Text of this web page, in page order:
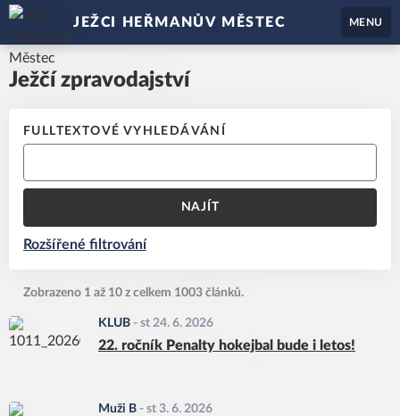
JEŽCI HEŘMANŮV MĚSTEC MENU
Ježčí zpravodajství
FULLTEXTOVÉ VYHLEDÁVÁNÍ
NAJÍT
Rozšířené filtrování
Zobrazeno 1 až 10 z celkem 1003 článků.
KLUB - st 24. 6. 2026
22. ročník Penalty hokejbal bude i letos!
Muži B - st 3. 6. 2026